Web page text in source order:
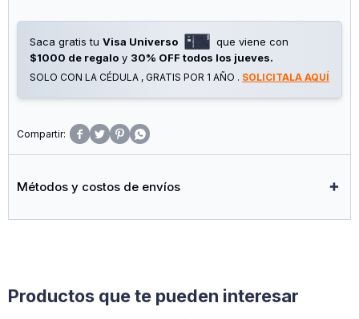
Saca gratis tu Visa Universo
que viene con
$1000 de regalo y 30% OFF todos los jueves.
SOLO CON LA CÉDULA , GRATIS POR 1 AÑO . SOLICITALA AQUÍ
   
Métodos y costos de envíos
Productos que te pueden interesar